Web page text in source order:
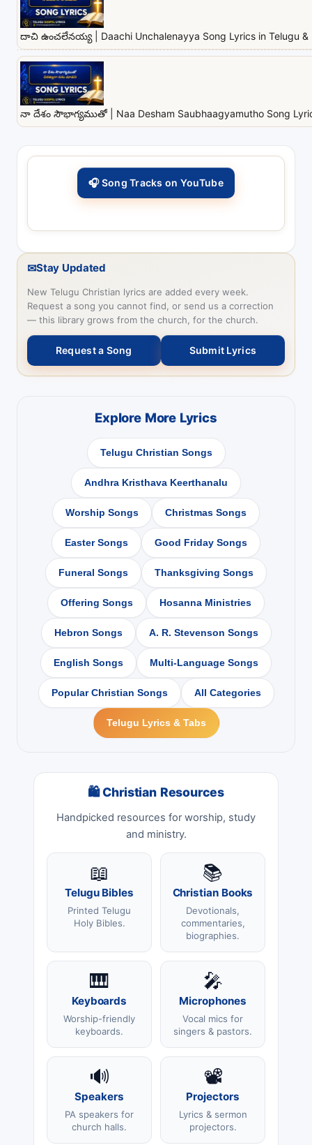
దాచి ఉంచలేనయ్య | Daachi Unchalenayya Song Lyrics in Telugu &
నా దేశం సౌభాగ్యముతో | Naa Desham Saubhaagyamutho Song
🎧 Song Tracks on YouTube
✉Stay Updated
New Telugu Christian lyrics are added every week.
Request a song you cannot find, or send us a correction
— this library grows from the church, for the church.
Request a Song Submit Lyrics
Explore More Lyrics
Telugu Christian Songs
Andhra Kristhava Keerthanalu
Worship Songs Christmas Songs
Easter Songs Good Friday Songs
Funeral Songs Thanksgiving Songs
Offering Songs Hosanna Ministries
Hebron Songs A. R. Stevenson Songs
English Songs Multi-Language Songs
Popular Christian Songs All Categories
Telugu Lyrics & Tabs
🛍 Christian Resources
Handpicked resources for worship, study
and ministry.
📖
Telugu Bibles
Printed Telugu
Holy Bibles.
📚
Christian Books
Devotionals,
commentaries,
biographies.
🎹
Keyboards
Worship-friendly
keyboards.
🎤
Microphones
Vocal mics for
singers & pastors.
🔊
Speakers
PA speakers for
church halls.
📽️
Projectors
Lyrics & sermon
projectors.